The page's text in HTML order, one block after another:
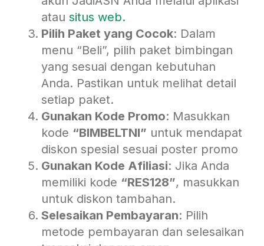
atau situs web.
Pilih Paket yang Cocok: Dalam
menu “Beli”, pilih paket bimbingan
yang sesuai dengan kebutuhan
Anda. Pastikan untuk melihat detail
setiap paket.
Gunakan Kode Promo: Masukkan
kode “BIMBELTNI” untuk mendapat
diskon spesial sesuai poster promo
Gunakan Kode Afiliasi: Jika Anda
memiliki kode “RES128”, masukkan
untuk diskon tambahan.
Selesaikan Pembayaran: Pilih
metode pembayaran dan selesaikan